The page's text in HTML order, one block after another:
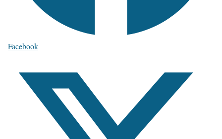
Facebook